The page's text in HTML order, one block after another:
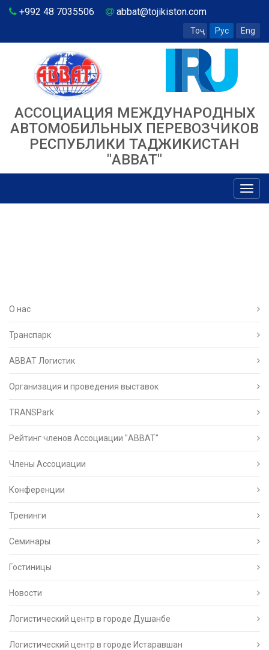
+992 48 7035506 abbat@tojikiston.com
Тоҷ Рус Eng
АССОЦИАЦИЯ МЕЖДУНАРОДНЫХ
АВТОМОБИЛЬНЫХ ПЕРЕВОЗЧИКОВ
РЕСПУБЛИКИ ТАДЖИКИСТАН
"ABBAT"
О нас
Транспарк
ABBAT Логистик
Организация и проведения выставок
TRANSPark
Рейтинг членов Ассоциации "АВВАТ"
Члены Ассоциации
Конференции
Тренинги
Семинары
Гостиницы
Новости
Логистический центр в городе Душанбе
Логистический центр в городе Истаравшан